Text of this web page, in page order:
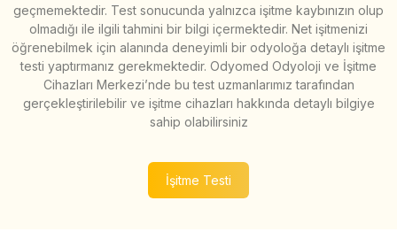
geçmemektedir. Test sonucunda yalnızca işitme kaybınızın olup
olmadığı ile ilgili tahmini bir bilgi içermektedir. Net işitmenizi
öğrenebilmek için alanında deneyimli bir odyoloğa detaylı işitme
testi yaptırmanız gerekmektedir. Odyomed Odyoloji ve İşitme
Cihazları Merkezi’nde bu test uzmanlarımız tarafından
gerçekleştirilebilir ve işitme cihazları hakkında detaylı bilgiye
sahip olabilirsiniz
İşitme Testi